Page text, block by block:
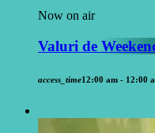
Now on air
Valuri de
access_time12:00 am - 12:00